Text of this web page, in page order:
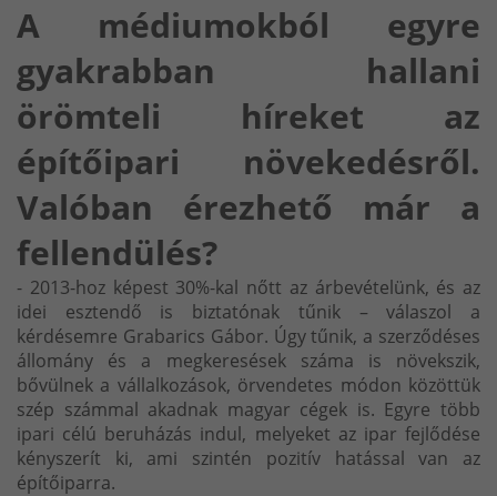
A médiumokból egyre
gyakrabban hallani
örömteli híreket az
építőipari növekedésről.
Valóban érezhető már a
fellendülés?
- 2013-hoz képest 30%-kal nőtt az árbevételünk, és az
idei esztendő is biztatónak tűnik – válaszol a
kérdésemre Grabarics Gábor. Úgy tűnik, a szerződéses
állomány és a megkeresések száma is növekszik,
bővülnek a vállalkozások, örvendetes módon közöttük
szép számmal akadnak magyar cégek is. Egyre több
ipari célú beruházás indul, melyeket az ipar fejlődése
kényszerít ki, ami szintén pozitív hatással van az
építőiparra.